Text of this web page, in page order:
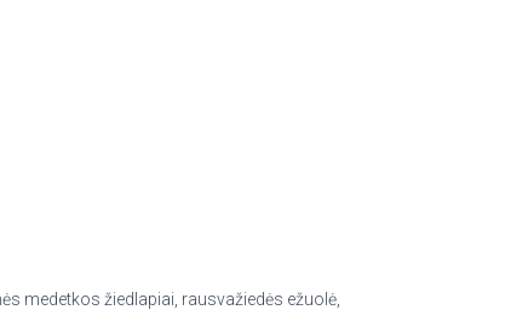
medetkos žiedlapiai, rausvažiedės ežuolė,